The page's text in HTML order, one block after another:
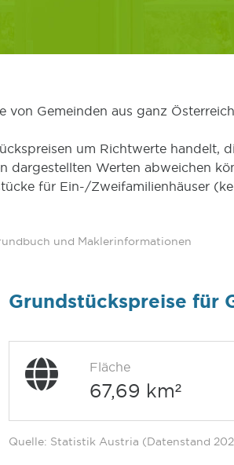
Gemeinden aus ganz
um Richtwerte handelt,
dargestellten Werten abweichen
für Ein-/Zweifamilienhäuser
und Maklerinformationen
Grundstückspreise für
Fläche
67,69 km²
Quelle: Statistik Austria (Datenstand